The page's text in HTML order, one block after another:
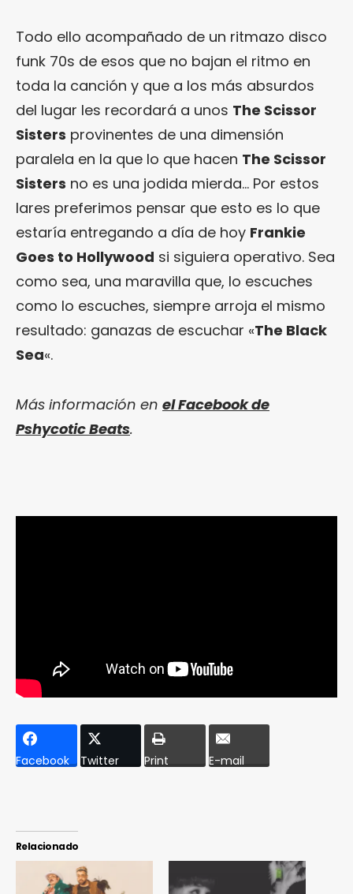
Todo ello acompañado de un ritmazo disco
funk 70s de esos que no bajan el ritmo en
toda la canción y que a los más absurdos
del lugar les recordará a unos The Scissor
Sisters provinentes de una dimensión
paralela en la que lo que hacen The Scissor
Sisters no es una jodida mierda… Por estos
lares preferimos pensar que esto es lo que
estaría entregando a día de hoy Frankie
Goes to Hollywood si siguiera operativo. Sea
como sea, una maravilla que, lo escuches
como lo escuches, siempre arroja el mismo
resultado: ganazas de escuchar «The Black
Sea«.
Más información en el Facebook de
Pshycotic Beats.
Facebook Twitter Print E-mail
Relacionado